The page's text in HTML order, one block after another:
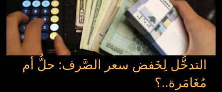
التدخُّل لِخَفض سعر الصَّرف: حلٌّ أم
مُغَامَرة..؟